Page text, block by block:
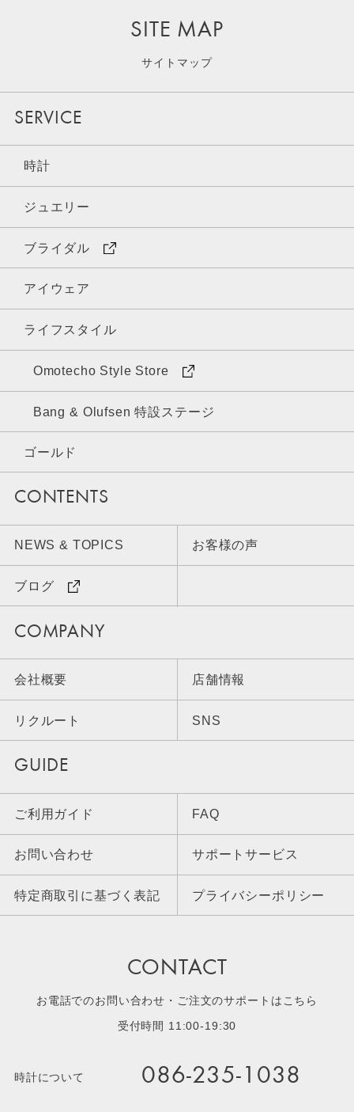
SITE MAP
サイトマップ
SERVICE
時計
ジュエリー
ブライダル
アイウェア
ライフスタイル
Omotecho Style Store
Bang & Olufsen 特設ステージ
ゴールド
CONTENTS
NEWS & TOPICS お客様の声
ブログ
COMPANY
会社概要 店舗情報
リクルート SNS
GUIDE
ご利用ガイド FAQ
お問い合わせ サポートサービス
特定商取引に基づく表記 プライバシーポリシー
CONTACT
お電話でのお問い合わせ・ご注文のサポートはこちら
受付時間 11:00-19:30
時計について 086-235-1038